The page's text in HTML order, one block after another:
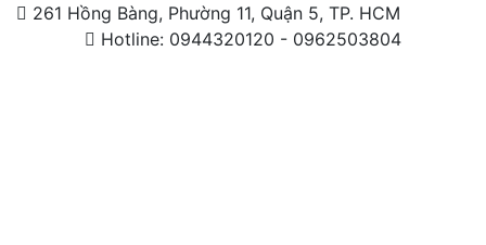
261 Hồng Bàng, Phường 11, Quận 5, TP. HCM
Hotline: 0944320120 - 0962503804